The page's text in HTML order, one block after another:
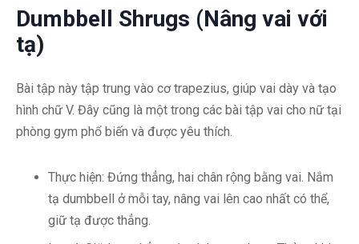
Dumbbell Shrugs (Nâng vai với
tạ)
Bài tập này tập trung vào cơ trapezius, giúp vai dày và tạo
hình chữ V. Đây cũng là một trong các bài tập vai cho nữ tại
phòng gym phổ biến và được yêu thích.
Thực hiện: Đứng thẳng, hai chân rộng bằng vai. Nắm
tạ dumbbell ở mỗi tay, nâng vai lên cao nhất có thể,
giữ tạ được thẳng.